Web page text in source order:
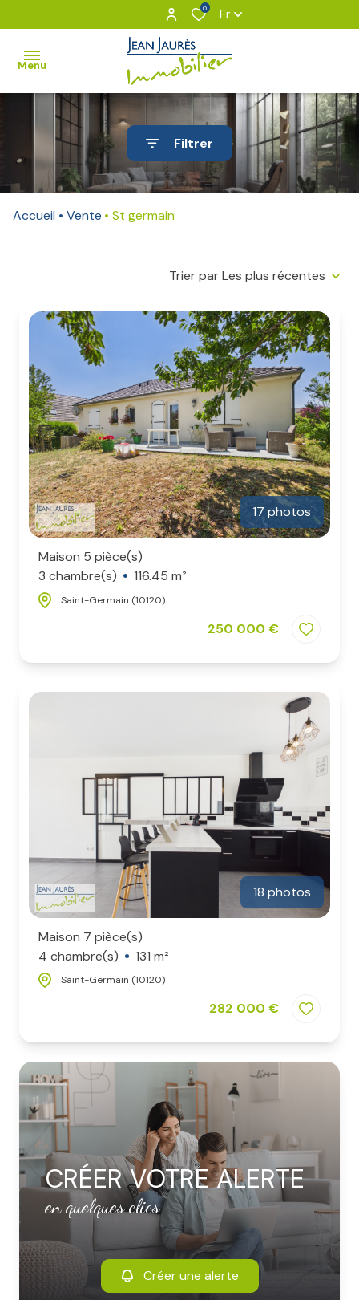
0 Fr
Menu
VOUS
&
NOUS
NOS
Notre
équipe
Filtrer
Accueil Vente St germain
Trier par Les plus récentes
17 photos
Maison 5 pièce(s)
3 chambre(s)
116.45 m²
Saint-Germain (10120)
250 000 €
18 photos
Maison 7 pièce(s)
4 chambre(s)
131 m²
Saint-Germain (10120)
282 000 €
CRÉER VOTRE ALERTE
en quelques clics
Créer une alerte